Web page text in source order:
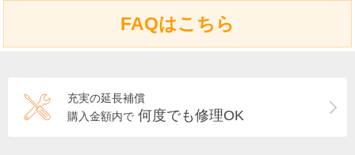
FAQはこちら
充実の延長補償
購入金額内で 何度でも修理OK